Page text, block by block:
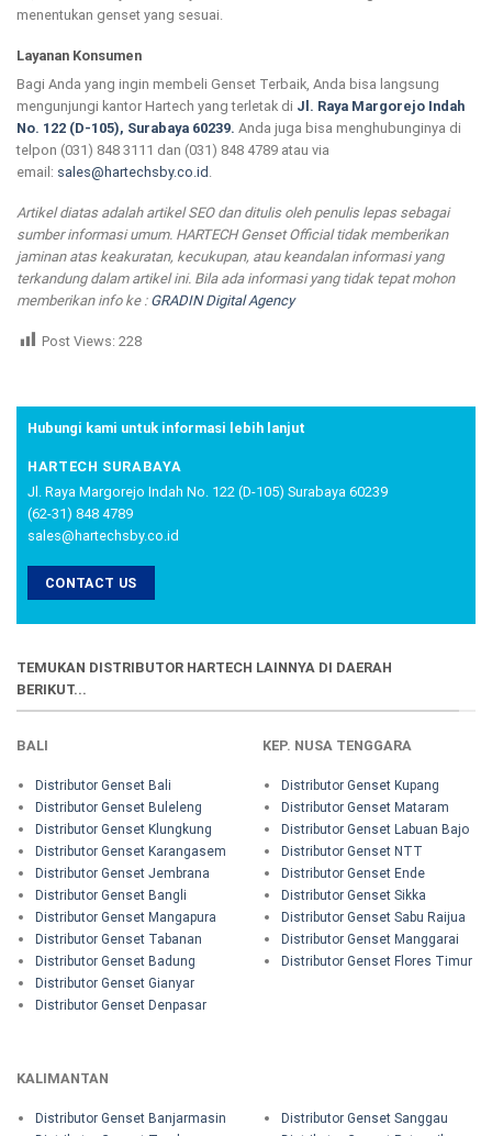
menentukan genset yang sesuai.
Layanan Konsumen
Bagi Anda yang ingin membeli Genset Terbaik, Anda bisa langsung
mengunjungi kantor Hartech yang terletak di Jl. Raya Margorejo Indah
No. 122 (D-105), Surabaya 60239. Anda juga bisa menghubunginya di
telpon (031) 848 3111 dan (031) 848 4789 atau via
email: sales@hartechsby.co.id .
Artikel diatas adalah artikel SEO dan ditulis oleh penulis lepas sebagai
sumber informasi umum. HARTECH Genset Official tidak memberikan
jaminan atas keakuratan, kecukupan, atau keandalan informasi yang
terkandung dalam artikel ini. Bila ada informasi yang tidak tepat mohon
memberikan info ke : GRADIN Digital Agency
Post Views: 228
Hubungi kami untuk informasi lebih lanjut
HARTECH SURABAYA
Jl. Raya Margorejo Indah No. 122 (D-105) Surabaya 60239
(62-31) 848 4789
sales@hartechsby.co.id
CONTACT US
TEMUKAN DISTRIBUTOR HARTECH LAINNYA DI DAERAH
BERIKUT...
BALI
Distributor Genset Bali
Distributor Genset Buleleng
Distributor Genset Klungkung
Distributor Genset Karangasem
Distributor Genset Jembrana
Distributor Genset Bangli
Distributor Genset Mangapura
Distributor Genset Tabanan
Distributor Genset Badung
Distributor Genset Gianyar
Distributor Genset Denpasar
KEP. NUSA TENGGARA
Distributor Genset Kupang
Distributor Genset Mataram
Distributor Genset Labuan Bajo
Distributor Genset NTT
Distributor Genset Ende
Distributor Genset Sikka
Distributor Genset Sabu Raijua
Distributor Genset Manggarai
Distributor Genset Flores Timur
KALIMANTAN
Distributor Genset Banjarmasin
Distributor Genset Sanggau